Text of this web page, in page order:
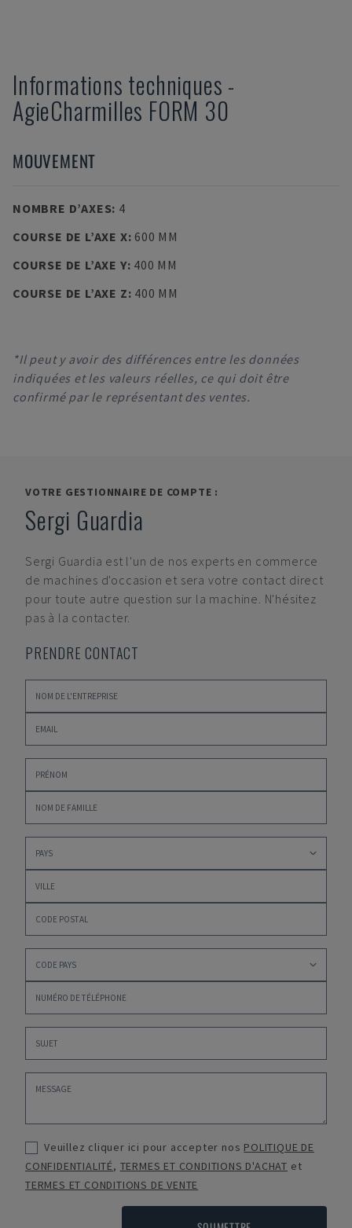
Informations techniques -
AgieCharmilles FORM 30
MOUVEMENT
NOMBRE D’AXES: 4
COURSE DE L’AXE X: 600 MM
COURSE DE L’AXE Y: 400 MM
COURSE DE L’AXE Z: 400 MM
*Il peut y avoir des différences entre les données
indiquées et les valeurs réelles, ce qui doit être
confirmé par le représentant des ventes.
VOTRE GESTIONNAIRE DE COMPTE :
Sergi Guardia
Sergi Guardia est l'un de nos experts en commerce
de machines d'occasion et sera votre contact direct
pour toute autre question sur la machine. N'hésitez
pas à la contacter.
PRENDRE CONTACT
Veuillez cliquer ici pour accepter nos POLITIQUE DE
CONFIDENTIALITÉ, TERMES ET CONDITIONS D'ACHAT et
TERMES ET CONDITIONS DE VENTE